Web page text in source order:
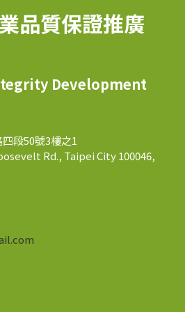
品質保證推廣
Development
段50號3樓之1
Rd., Taipei City 100046,